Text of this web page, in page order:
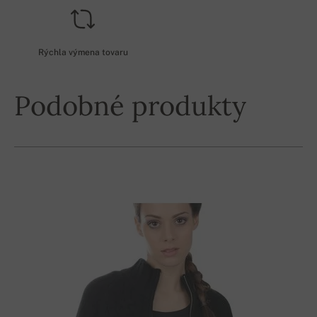
Rýchla výmena tovaru
Podobné produkty